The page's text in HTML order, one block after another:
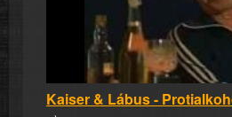
Kaiser & Lábus -